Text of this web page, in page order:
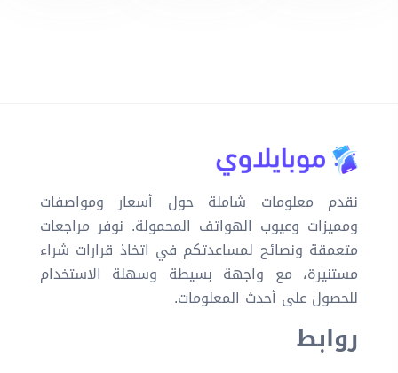
نقدم معلومات شاملة حول أسعار ومواصفات
ومميزات وعيوب الهواتف المحمولة. نوفر مراجعات
متعمقة ونصائح لمساعدتكم في اتخاذ قرارات شراء
مستنيرة، مع واجهة بسيطة وسهلة الاستخدام
للحصول على أحدث المعلومات.
روابط